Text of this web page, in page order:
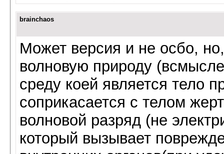
brainchaos
Может версия и не осбо,
волновую природу
среду коей является тело
соприкасается с телом
волновой разряд (не
который вызывает